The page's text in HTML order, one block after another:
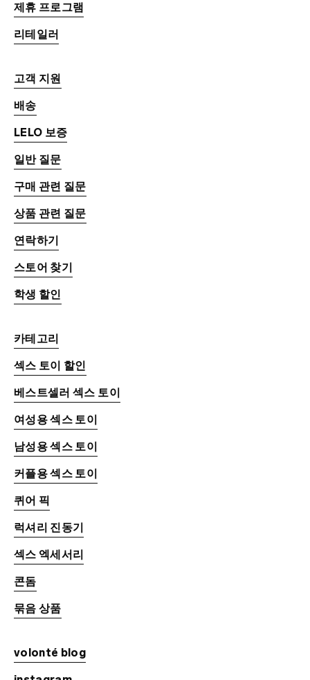
제휴 프로그램
리테일러
고객 지원
배송
LELO 보증
일반 질문
구매 관련 질문
상품 관련 질문
연락하기
스토어 찾기
학생 할인
카테고리
섹스 토이 할인
베스트셀러 섹스 토이
여성용 섹스 토이
남성용 섹스 토이
커플용 섹스 토이
퀴어 픽
럭셔리 진동기
섹스 엑세서리
콘돔
묶음 상품
volonté blog